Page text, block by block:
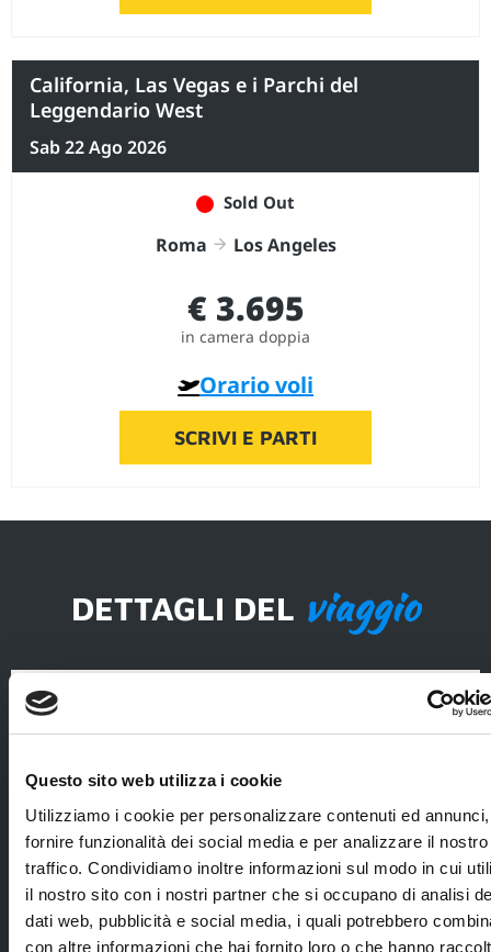
Questo sito web utilizza i cookie
Utilizziamo i cookie per personalizzare contenuti ed
fornire funzionalità dei social media e per analizzare il nostro
traffico. Condividiamo inoltre informazioni sul modo in cui
il nostro sito con i nostri partner che si occupano di analisi
dati web, pubblicità e social media, i quali potrebbero
con altre informazioni che hai fornito loro o che hanno
California, Las Vegas e i Parchi del
Leggendario West
Sab 22 Ago 2026
Sold Out
Roma Los Angeles
€ 3.695
in camera doppia
Orario voli
SCRIVI E PARTI
DETTAGLI DEL viaggio
La quota comprende
voli di linea
ITA Airways a/r
con franchigia
bagaglio 20 kg o
23kg (in stiva) e 8
kg (a mano);
assistenza
aeroportuale in
partenza;
noleggio di un
incluse tutte le
assicurazioni;
pedaggi,
posteggi,
carburante e
traghetti
necessari allo